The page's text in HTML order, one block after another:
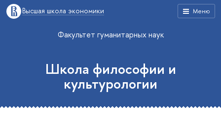
Меню
Высшая школа экономики
Факультет гуманитарных наук
Школа философии и
культурологии